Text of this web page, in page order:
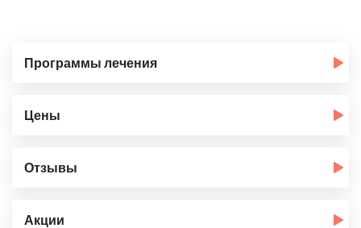
Программы лечения
Цены
Отзывы
Акции